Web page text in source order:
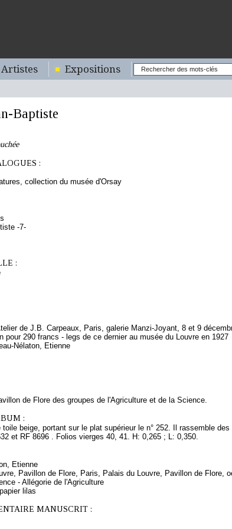
Artistes Expositions
Baptiste
:
collection du musée d'Orsay
-7-
:
de J.B. Carpeaux, Paris, galerie Manzi-Joyant, 8 et 9
pour 290 francs - legs de ce dernier au musée du Louvre en 1927
Nélaton, Etienne
de Flore des groupes de l'Agriculture et de la Science.
:
beige, portant sur le plat supérieur le n° 252. Il rassemble
et RF 8696 . Folios vierges 40, 41. H: 0,265 ; L: 0,350.
Etienne
Pavillon de Flore, Paris, Palais du Louvre, Pavillon de Flore,
- Allégorie de l'Agriculture
lilas
MANUSCRIT :